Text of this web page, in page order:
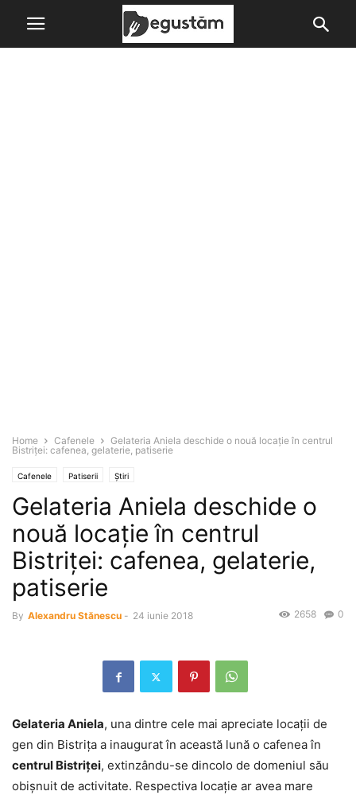
Home Cafenele
Gelateria Aniela deschide o nouă locaţie în centrul
Bistriţei: cafenea, gelaterie, patiserie
Cafenele Patiserii Știri
Gelateria Aniela deschide o
nouă locaţie în centrul
Bistriţei: cafenea, gelaterie,
patiserie
By Alexandru Stănescu - 24 iunie 2018 0
2658
Gelateria Aniela, una dintre cele mai apreciate locaţii de
gen din Bistriţa a inaugurat în această lună o cafenea în
centrul Bistriţei, extinzându-se dincolo de domeniul său
obişnuit de activitate. Respectiva locaţie ar avea mare